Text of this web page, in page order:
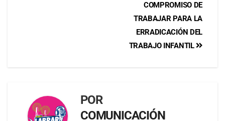
COMPROMISO DE
TRABAJAR PARA LA
ERRADICACIÓN DEL
TRABAJO INFANTIL
POR
COMUNICACIÓN